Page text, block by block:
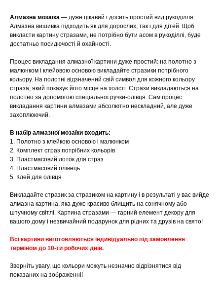
Алмазна мозаїка — дуже цікавий і досить простий вид рукоділля.
Алмазна вишивка підходить як для дорослих, так і для дітей. Щоб
викласти картину стразами, не потрібно бути асом в рукоділлі, буде
достатньо посидючості й охайності.
Процес викладання алмазної картини дуже простий: на полотно з
малюнком і клейовою основою викладайте стразики потрібного
кольору. На полотні відзначений свій символ для кожного кольору
страза, який показує його місце на холсті. Стрази викладаються на
полотно за допомогою спеціальної ручки-олівця. Сам процес
викладання картини алмазами абсолютно нескладний, але дуже
захоплюючий.
В набір алмазної мозаїки входить:
1. Полотно з клейкою основою і малюнком
2. Комплект страз потрібних кольорів
3. Пластмасовий лоток для страз
4. Пластмасовий олівець
5. Клей для олівця
Викладайте стразик за стразиком на картину і в результаті у вас вийде
алмазна картина, яка дуже красиво блищить на сонячному або
штучному світлі. Картина стразами — гарний елемент декору для
вашого дому і незвичайний подарунок для рідних та друзів на свято!
Всі картини виготовляються індивідуально під замовлення
терміном до 10-ти робочих днів.
Зверніть увагу, що кольори можуть незначно відрізнятися від
показаних на зображенні!